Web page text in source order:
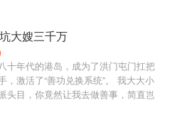
大嫂三千万
十年代的港岛，成为了洪门屯门扛把
，激活了“善功兑换系统”。 我大大小
头目，你竟然让我去做善事，简直岂